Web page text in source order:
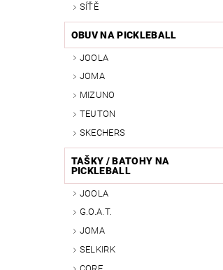
SÍŤĚ
OBUV NA PICKLEBALL
JOOLA
JOMA
MIZUNO
TEUTON
SKECHERS
TAŠKY / BATOHY NA
PICKLEBALL
JOOLA
G.O.A.T.
JOMA
SELKIRK